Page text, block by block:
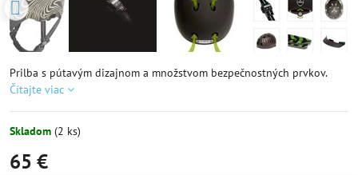
Prilba s pútavým dizajnom a množstvom bezpečnostných prvkov.
Čítajte viac
Skladom (2 ks)
65 €